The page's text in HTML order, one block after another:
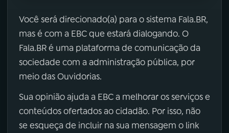
Você será direcionado(a) para o sistema Fala.BR,
mas é com a EBC que estará dialogando. O
Fala.BR é uma plataforma de comunicação da
sociedade com a administração pública, por
meio das Ouvidorias.
Sua opinião ajuda a EBC a melhorar os serviços e
conteúdos ofertados ao cidadão. Por isso, não
se esqueça de incluir na sua mensagem o link